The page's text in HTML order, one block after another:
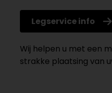
Legservice info
Wij helpen u met een
strakke plaatsing van